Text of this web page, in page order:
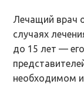
Лечащий врач
случаях
до 15 лет —
необходимом